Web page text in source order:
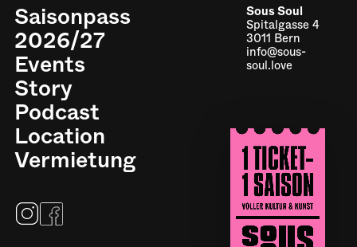
Saisonpass
2026/27
Events
Story
Podcast
Location
Vermietung
Sous Soul
Spitalgasse 4
3011 Bern
info@sous-
soul.love
Impressum
Datenschutz